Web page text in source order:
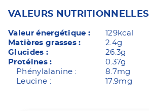
VALEURS NUTRITIONNELLES
Valeur énergétique :
129kcal
Matières grasses :
2.4g
Glucides :
26.3g
Protéines :
0.37g
Phénylalanine :
8.7mg
Leucine :
17.9mg